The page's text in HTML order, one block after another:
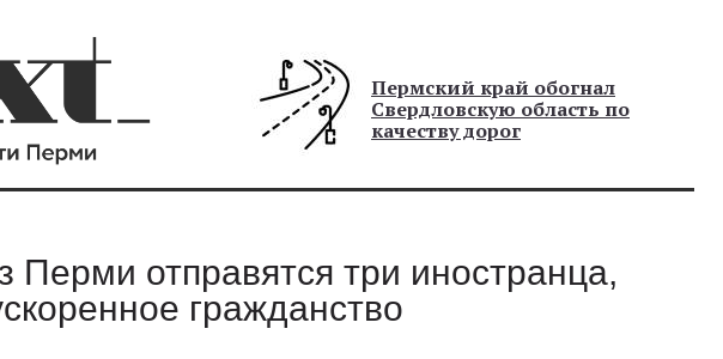
Пермский край обогнал
Свердловскую область по
качеству дорог
Перми отправятся три иностранца,
гражданство